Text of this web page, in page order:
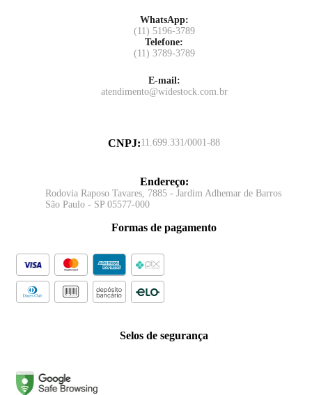
WhatsApp:
(11) 5196-3789
Telefone:
(11) 3789-3789
E-mail:
atendimento@widestock.com.br
CNPJ:11.699.331/0001-88
Endereço:
Rodovia Raposo Tavares, 7885 - Jardim Adhemar de Barros
São Paulo - SP 05577-000
Formas de pagamento
Selos de segurança